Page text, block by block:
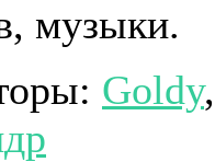
музыки.
Goldy,